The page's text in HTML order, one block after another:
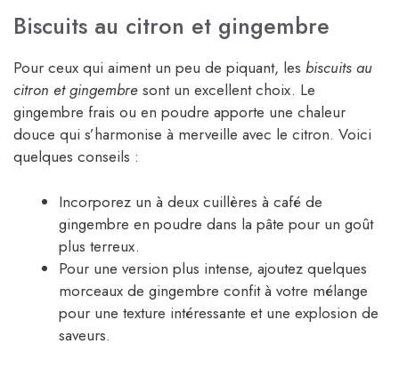
Biscuits au citron et gingembre
Pour ceux qui aiment un peu de piquant, les biscuits au
citron et gingembre sont un excellent choix. Le
gingembre frais ou en poudre apporte une chaleur
douce qui s’harmonise à merveille avec le citron. Voici
quelques conseils :
Incorporez un à deux cuillères à café de
gingembre en poudre dans la pâte pour un goût
plus terreux.
Pour une version plus intense, ajoutez quelques
morceaux de gingembre confit à votre mélange
pour une texture intéressante et une explosion de
saveurs.